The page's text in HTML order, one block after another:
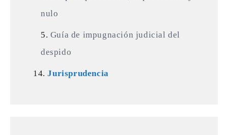
nulo
Guía de impugnación judicial del
despido
Jurisprudencia